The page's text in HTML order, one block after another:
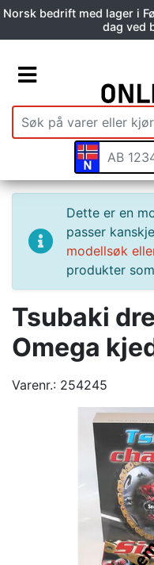
Norsk bedrift med lager i
dag ved
Dette er en
passer
modellsøk
produkter
Tsubaki
Omega
Varenr.: 254245